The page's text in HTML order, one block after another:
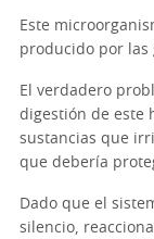
Este
producido por las
El verdadero
digestión de este
sustancias que
que debería
Dado que el
silencio,